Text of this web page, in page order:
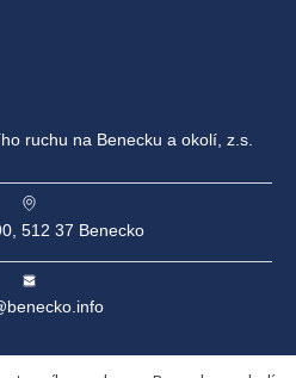
ruchu na Benecku a okolí, z.s.
512 37 Benecko